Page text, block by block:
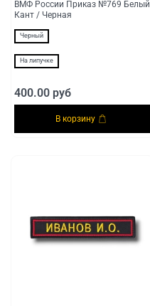
ВМФ России Приказ №769 Белый
Кант / Черная
Черный
На липучке
400.00 руб
В корзину